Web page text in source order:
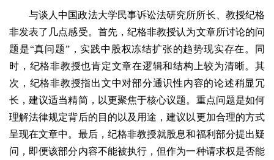
与谈人中国政法大学民事诉讼法研究所所长、教授纪格
非发表了几点感受。首先，纪格非教授认为文章所讨论的问
题是“真问题”，实践中股权冻结扩张的趋势现实存在。同
时，纪格非教授也肯定文章在逻辑和结构上较为清晰。其
次，纪格非教授指出文中对部分通识性内容的论述稍显冗
长，建议适当精简，以更聚焦于核心议题。重点问题是如何
理解法律规定背后的目的以及用途，建议以更加合理的方式
呈现在文章中。最后，纪格非教授就股息和福利部分提出疑
问，即便该部分内容不能被执行，但作为一种请求权是否能